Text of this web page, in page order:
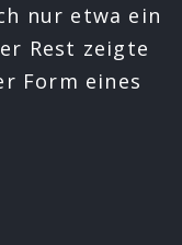
nur etwa ein
Rest zeigte
Form eines